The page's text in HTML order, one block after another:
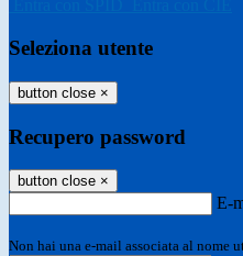
Seleziona utente
button close ×
Recupero password
button close ×
E-
Non hai una e-mail associata al nome